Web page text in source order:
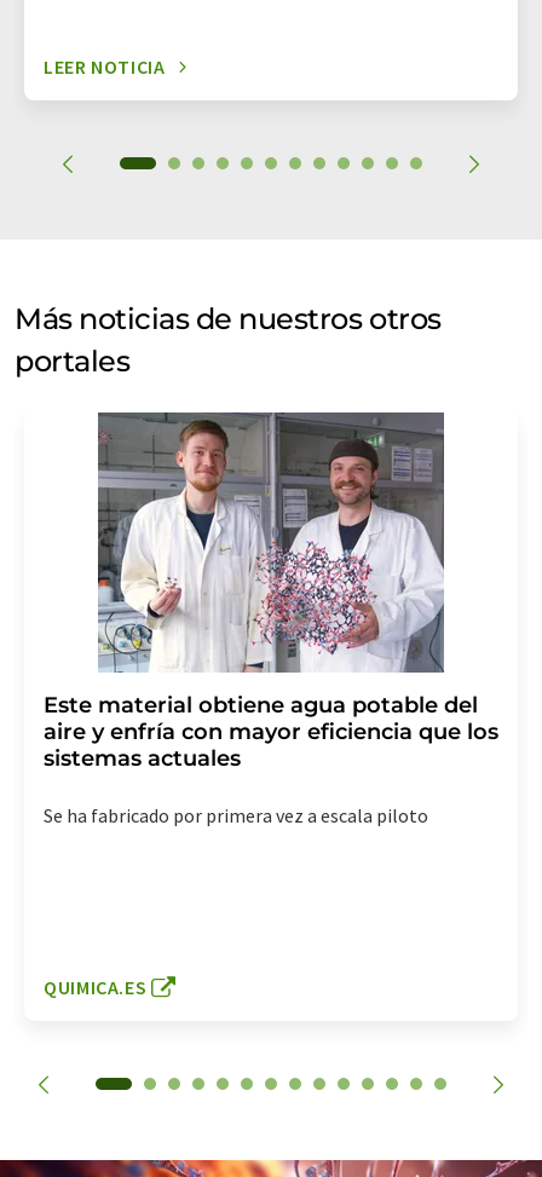
LEER NOTICIA
Más noticias de nuestros otros
portales
Este material obtiene agua potable del
aire y enfría con mayor eficiencia que los
sistemas actuales
Se ha fabricado por primera vez a escala piloto
QUIMICA.ES